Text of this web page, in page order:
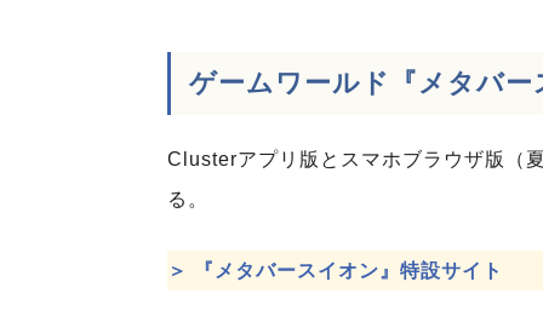
ゲームワールド『メタバ
Clusterアプリ版とスマホブラウザ版（
る。
＞ 『メタバースイオン』特設サイト